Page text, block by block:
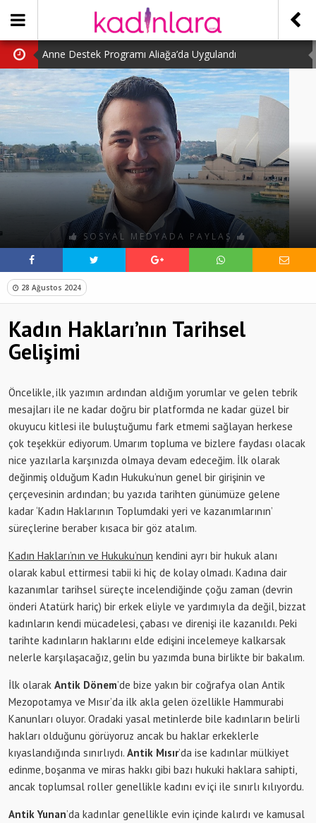
Anne Destek Programı Aliağa’da Uygulandı
Türk Halk Oyunları Topluluğu Büyüledi
Kübra Kuş “Kadınlar Sporda Öncü ve Güçlü”
Çocuklara Özel Kaplumbağa Etkinliği
Kübra Engellilere Umut Oluyor
SOSYAL MEDYADA PAYLAŞ
28 Ağustos 2024
Kadın Hakları’nın Tarihsel
Gelişimi
Öncelikle, ilk yazımın ardından aldığım yorumlar ve gelen tebrik
mesajları ile ne kadar doğru bir platformda ne kadar güzel bir
okuyucu kitlesi ile buluştuğumu fark etmemi sağlayan herkese
çok teşekkür ediyorum. Umarım topluma ve bizlere faydası olacak
nice yazılarla karşınızda olmaya devam edeceğim. İlk olarak
değinmiş olduğum Kadın Hukuku’nun genel bir girişinin ve
çerçevesinin ardından; bu yazıda tarihten günümüze gelene
kadar ‘Kadın Haklarının Toplumdaki yeri ve kazanımlarının’
süreçlerine beraber kısaca bir göz atalım.
Kadın Hakları’nın ve Hukuku’nun kendini ayrı bir hukuk alanı
olarak kabul ettirmesi tabii ki hiç de kolay olmadı. Kadına dair
kazanımlar tarihsel süreçte incelendiğinde çoğu zaman (devrin
önderi Atatürk hariç) bir erkek eliyle ve yardımıyla da değil, bizzat
kadınların kendi mücadelesi, çabası ve direnişi ile kazanıldı. Peki
tarihte kadınların haklarını elde edişini incelemeye kalkarsak
nelerle karşılaşacağız, gelin bu yazımda buna birlikte bir bakalım.
İlk olarak Antik Dönem’de bize yakın bir coğrafya olan Antik
Mezopotamya ve Mısır’da ilk akla gelen özellikle Hammurabi
Kanunları oluyor. Oradaki yasal metinlerde bile kadınların belirli
hakları olduğunu görüyoruz ancak bu haklar erkeklerle
kıyaslandığında sınırlıydı. Antik Mısır’da ise kadınlar mülkiyet
edinme, boşanma ve miras hakkı gibi bazı hukuki haklara sahipti,
ancak toplumsal roller genellikle kadını ev içi ile sınırlı kılıyordu.
Antik Yunan’da kadınlar genellikle evin içinde kalırdı ve kamusal